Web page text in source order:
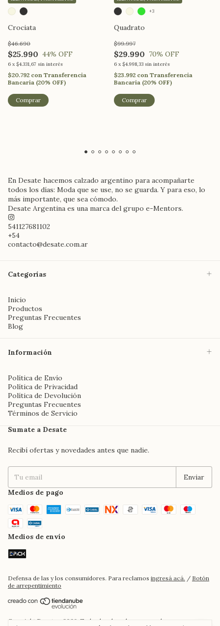
Crociata
$25.990
$46.690
44% OFF
6 x $4.331,67 sin interés
$20.792 con Transferencia
Bancaria (20% OFF)
Comprar
Quadrato
$29.990
$99.997
70% OFF
6 x $4.998,33 sin interés
$23.992 con Transferencia
Bancaria (20% OFF)
+3
Comprar
En Desate hacemos calzado argentino para acompañarte
todos los días: Moda que se use, no se guarda. Y para eso, lo
más importante, que sea cómodo.
Desate Argentina es una marca del grupo e-Mentors.
541127681102
+54
contacto@desate.com.ar
Categorías
Inicio
Productos
Preguntas Frecuentes
Blog
Información
Política de Envío
Política de Privacidad
Política de Devolución
Preguntas Frecuentes
Términos de Servicio
Sumate a Desate
Recibí ofertas y novedades antes que nadie.
Medios de pago
Medios de envío
Defensa de las y los consumidores. Para reclamos ingresá acá. / Botón
de arrepentimiento
Copyright Desate - 2026. Todos los derechos reservados.